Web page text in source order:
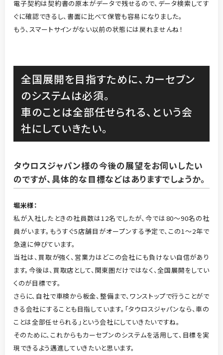
電子契約は契約書の原本がデータで残せるので、データ検索してす
ぐに確認できるし、書面に比べて保管も容易になりました。
もう、スマートサインがない以前の状態には戻れませんね！
全国展開を目指すために、カーセブン
のシステムは必須。
車のことは全部任せられる、という会
社にしていきたい。
タウロスジャパン様の今後の展望をお伺いしたい
のですが、具体的な目標などはありますでしょうか。
堀米様：
私が入社したときの社員数は12名でしたが、今では80～90名の社
員がいます。もうすぐ5店舗目がオープンする予定で、この1～2年で
急速に伸びています。
当社は、買取が強く、営業力はどこの会社にも負けない自信があり
ます。今後は、買取店として、関東圏だけではなく、全国展開をしてい
くのが目標です。
さらに、自社で車検から板金、整備まで、ワンストップで行うことがで
きる会社にすることも目指しています。「タウロスジャパンなら、車の
ことは全部任せられる」という会社にしていきたいですね。
そのために、これからもカーセブンのシステムを活用して、目標を実
現できるよう邁進していきたいと思います。